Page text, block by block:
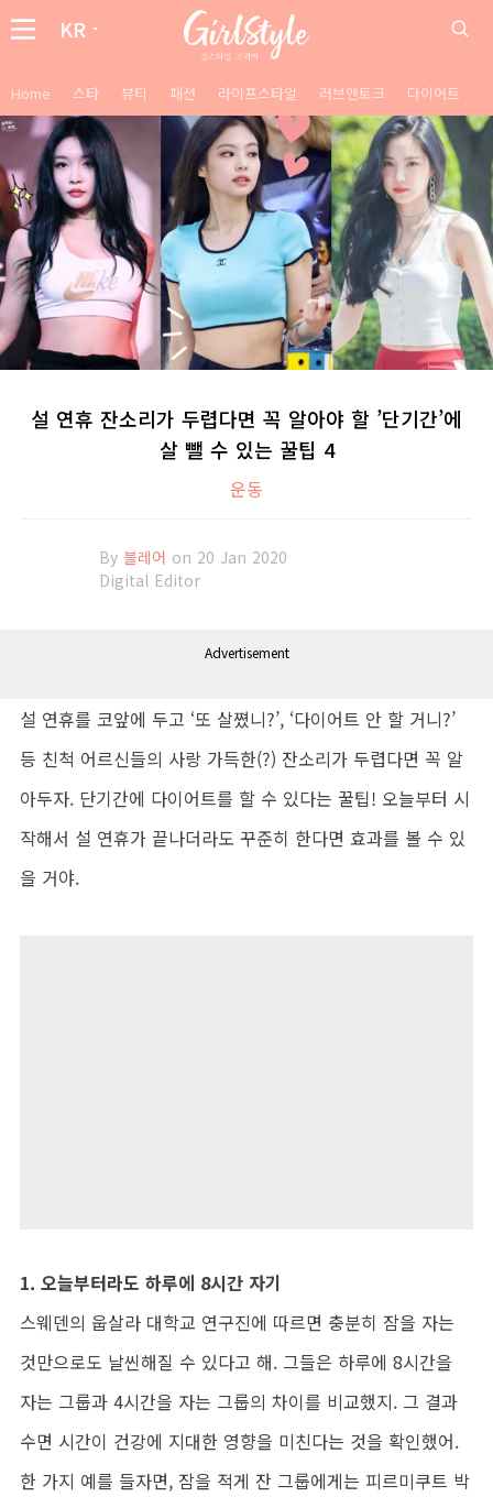
KR
Home 스타 뷰티 패션 라이프스타일 러브앤토크 다이어트
설 연휴 잔소리가 두렵다면 꼭 알아야 할 ’단기간’에
살 뺄 수 있는 꿀팁 4
운동
By 블레어 on 20 Jan 2020
Digital Editor
Advertisement
설 연휴를 코앞에 두고 ‘또 살쪘니?’, ‘다이어트 안 할 거니?’
등 친척 어르신들의 사랑 가득한(?) 잔소리가 두렵다면 꼭 알
아두자. 단기간에 다이어트를 할 수 있다는 꿀팁! 오늘부터 시
작해서 설 연휴가 끝나더라도 꾸준히 한다면 효과를 볼 수 있
을 거야.
1. 오늘부터라도 하루에 8시간 자기
스웨덴의 웁살라 대학교 연구진에 따르면 충분히 잠을 자는
것만으로도 날씬해질 수 있다고 해. 그들은 하루에 8시간을
자는 그룹과 4시간을 자는 그룹의 차이를 비교했지. 그 결과
수면 시간이 건강에 지대한 영향을 미친다는 것을 확인했어.
한 가지 예를 들자면, 잠을 적게 잔 그룹에게는 피르미쿠트 박